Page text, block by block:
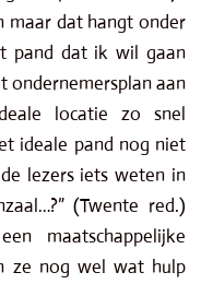
maar dat hangt onder
pand dat ik wil gaan
ondernemersplan aan
locatie zo snel
ideale pand nog niet
lezers iets weten in
(Twente red.)
maatschappelijke
ze nog wel wat hulp